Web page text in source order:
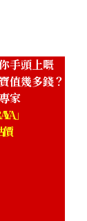
手頭上嘅
值幾多錢？
家
」
價